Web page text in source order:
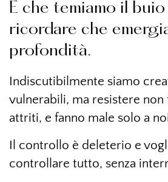
È che temiamo il buio
ricordare che
profondità.
Indiscutibilmente siamo
vulnerabili, ma resistere non
attriti, e fanno male solo a
Il controllo è deleterio e
controllare tutto, senza